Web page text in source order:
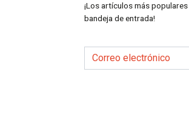
¡Los artículos más
bandeja de entrada!
Correo electrónico